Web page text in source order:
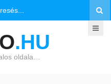
.HU
oldala…